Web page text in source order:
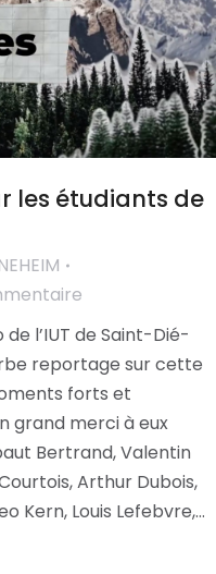
les étudiants de
de l’IUT de Saint-Dié-
reportage sur cette
forts et
grand merci à eux
Bertrand, Valentin
Arthur Dubois,
Kern, Louis Lefebvre,…